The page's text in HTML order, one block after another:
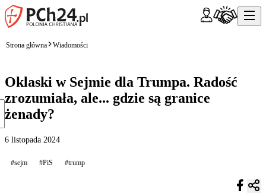
Strona główna Wiadomości
Oklaski w Sejmie dla Trumpa. Radość
zrozumiała, ale... gdzie są granice
żenady?
6 listopada 2024
#sejm #PiS #trump